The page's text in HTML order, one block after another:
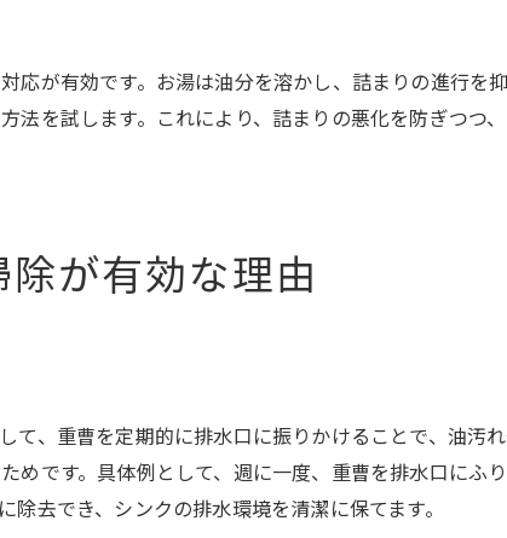
応が有効です。お湯は油分を溶かし、詰まりの進行を
法を試します。これにより、詰まりの悪化を防ぎつつ
が有効な理由
て、重曹を定期的に排水口に振りかけることで、油汚
めです。具体例として、週に一度、重曹を排水口にふ
去でき、シンクの排水環境を清潔に保てます。